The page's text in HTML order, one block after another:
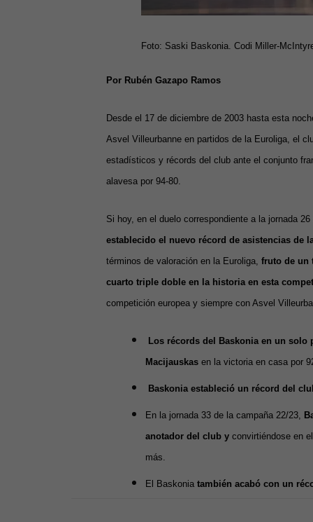
Foto: Saski Baskonia. Codi Miller-
Por Rubén Gazapo Ramos
Desde el 17 de diciembre de 2003 hasta esta
Asvel Villeurbanne en partidos de la Euroliga, el
estadísticos y récords del club ante el conjunto
alavesa por 94-80.
Si hoy, en el duelo correspondiente a la jornada
establecido el nuevo récord de asistencias de
términos de valoración en la Euroliga, fruto de un
cuarto triple doble en la historia en esta
competición europea y siempre con Asvel
Los récords del Baskonia en un solo
Macijauskas en la victoria en casa por
Baskonia estableció un récord del
En la jornada 33 de la campaña 22/23,
anotador del club y convirtiéndose en
más.
El Baskonia también acabó con un